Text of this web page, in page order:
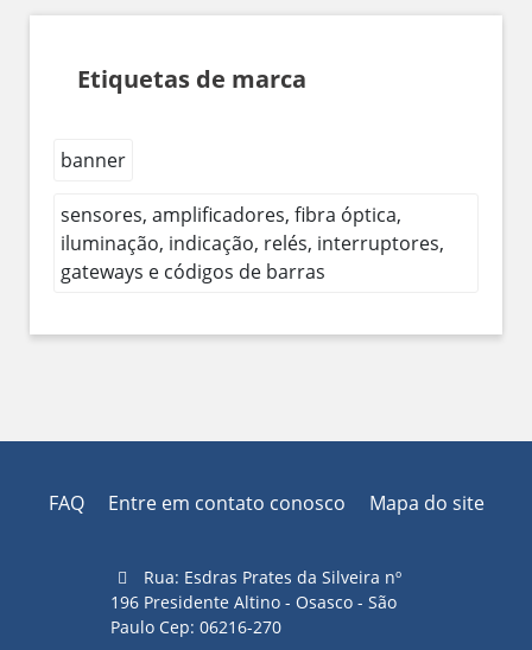
Etiquetas de marca
banner
sensores, amplificadores, fibra óptica,
iluminação, indicação, relés, interruptores,
gateways e códigos de barras
FAQ Entre em contato conosco Mapa do site
Rua: Esdras Prates da Silveira nº
196 Presidente Altino - Osasco - São
Paulo Cep: 06216-270